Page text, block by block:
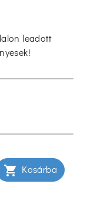
leadott
shopping_cart Kosárba